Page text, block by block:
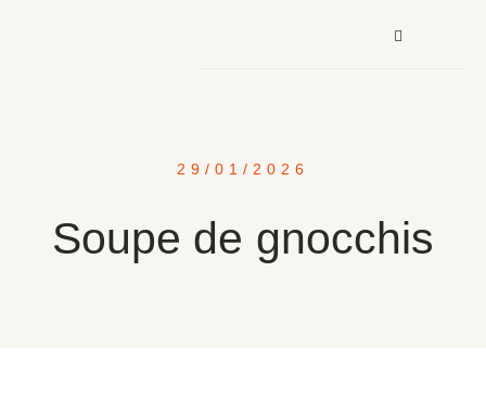
29/01/2026
Soupe de gnocchis